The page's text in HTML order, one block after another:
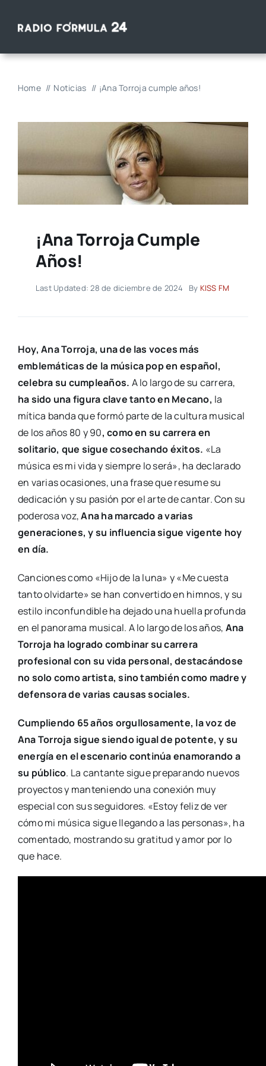
Home Noticias ¡Ana Torroja cumple años!
¡Ana Torroja Cumple
Años!
Last Updated: 28 de diciembre de 2024 By KISS FM
Hoy, Ana Torroja, una de las voces más
emblemáticas de la música pop en español,
celebra su cumpleaños. A lo largo de su carrera,
ha sido una figura clave tanto en Mecano, la
mítica banda que formó parte de la cultura musical
de los años 80 y 90, como en su carrera en
solitario, que sigue cosechando éxitos. «La
música es mi vida y siempre lo será», ha declarado
en varias ocasiones, una frase que resume su
dedicación y su pasión por el arte de cantar. Con su
poderosa voz,Ana ha marcado a varias
generaciones, y su influencia sigue vigente hoy
en día.
Canciones como «Hijo de la luna» y «Me cuesta
tanto olvidarte» se han convertido en himnos, y su
estilo inconfundible ha dejado una huella profunda
en el panorama musical. A lo largo de los años, Ana
Torroja ha logrado combinar su carrera
profesional con su vida personal, destacándose
no solo como artista, sino también como madre y
defensora de varias causas sociales.
Cumpliendo 65 años orgullosamente, la voz de
Ana Torroja sigue siendo igual de potente, y su
energía en el escenario continúa enamorando a
su público. La cantante sigue preparando nuevos
proyectos y manteniendo una conexión muy
especial con sus seguidores. «Estoy feliz de ver
cómo mi música sigue llegando a las personas», ha
comentado, mostrando su gratitud y amor por lo
que hace.